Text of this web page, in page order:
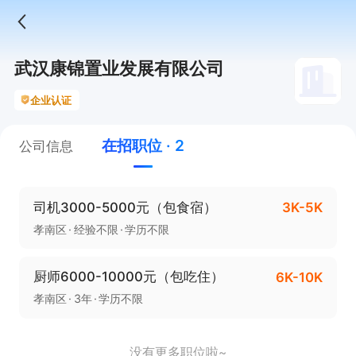
武汉康锦置业发展有限公司
企业认证
公司信息 在招职位 · 2
司机3000-5000元（包食宿） 3K-5K
孝南区 经验不限 学历不限
厨师6000-10000元（包吃住） 6K-10K
孝南区 3年 学历不限
没有更多职位啦~